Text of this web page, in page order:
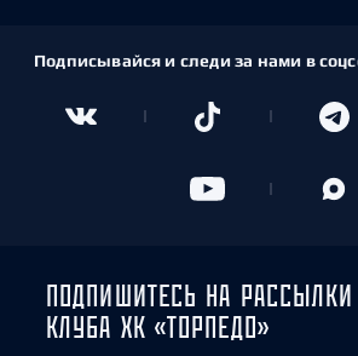
Подписывайся и следи за нами в
ПОДПИШИТЕСЬ НА
КЛУБА ХК «ТОРПЕДО»